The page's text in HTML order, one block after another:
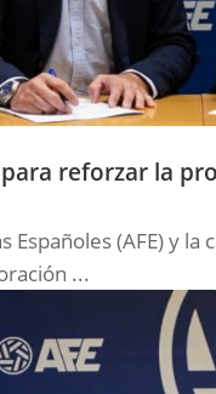
para reforzar la
Españoles (AFE) y
...